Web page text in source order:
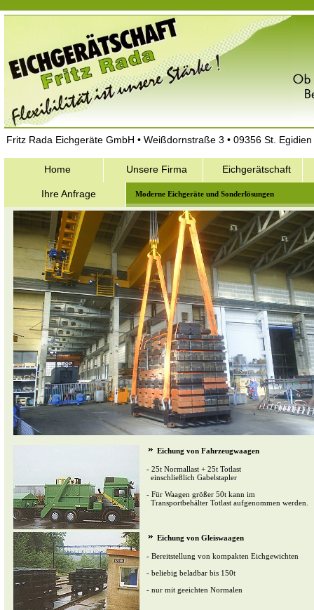
Fritz Rada Eichgeräte GmbH • Weißdornstraße 3 • 09356 St.
Home Unsere Firma Eichgerätschaft
Ihre Anfrage Moderne Eichgeräte und Sonderlösungen
Eichung von Fahrzeugwaagen
- 25t Normallast + 25t Totlast
einschließlich Gabelstapler
- Für Waagen größer 50t kann im
Transportbehälter Totlast aufgenommen werden.
Eichung von Gleiswaagen
- Bereitstellung von kompakten Eichgewichten
- beliebig beladbar bis 150t
- nur mit geeichten Normalen